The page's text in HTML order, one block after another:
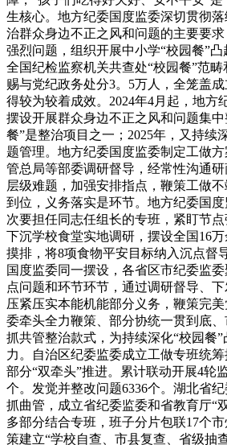
生核心。地方纪委国度监委深切贯彻
治群众身边不正之风和问题的主要要
强烈问题，组织开展中小学“校园餐”凸
全国纪检监察机关共查处“校园餐”范畴
赐与党纪政务处分3。5万人，全笼盖
得较为较着成效。2024年4月起，地方
摆设开展群众身边不正之风和问题集中
餐”是整治项目之一；2025年，又持续
题管理。地方纪委国度监委制定工做
管总局等部委调研督导，经常性沟通
层级难题，加强安排指点，鞭策工做
到位，义务落实是环节。地方纪委国
次要担任同志任组长的专班，紧盯节
下沉学校食堂实地调研，摆设全国16
摸排，将8项食物平安目标纳入沉点督
国度监委同一摆设，各省区市纪委监
点问题和环节环节，通过调研督导、下
压紧压实本能机能部分义务，鞭策完
委牵头全力鞭策、部分协统一贯到底
抓共管整治款式，为持续深化“校园餐
力。自治区纪委监委成立工做专班统
部分“双牵头”推进。累计联动开展4轮
个。发觉并整改问题6336个。湖北省
抓曲管，成立省纪委监委和省教育厅“
多部分结合专班，班子分片包联17个
策建立“学校自查、市县复查、省级抽